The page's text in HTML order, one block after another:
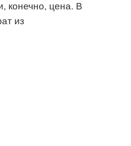
конечно, цена. В
из